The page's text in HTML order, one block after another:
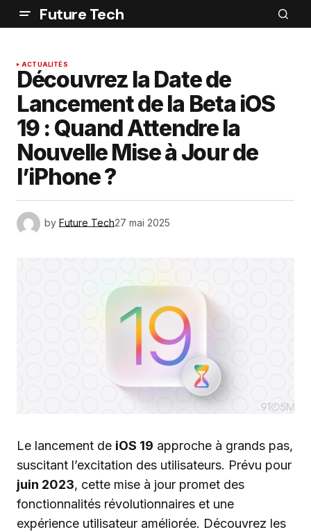
Future Tech
ACTUALITÉS
Découvrez la Date de
Lancement de la Beta iOS
19 : Quand Attendre la
Nouvelle Mise à Jour de
l’iPhone ?
by Future Tech27 mai 2025
Le lancement de iOS 19 approche à grands pas,
suscitant l’excitation des utilisateurs. Prévu pour
juin 2023, cette mise à jour promet des
fonctionnalités révolutionnaires et une
expérience utilisateur améliorée. Découvrez les